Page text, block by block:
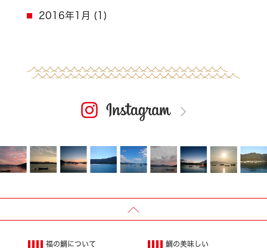
2016年1月 (1)
福の鯛について
鯛の美味しい